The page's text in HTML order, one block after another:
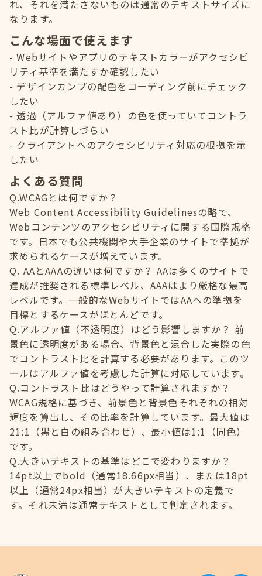
れ、それを満たさないものは通常のテキストサイズに
なります。
こんな場面で使えます
Webサイトやアプリのテキストカラーがアクセシビ
リティ基準を満たすか確認したい
デザインカンプの配色をコーディング前にチェック
したい
透過（アルファ値あり）の色を使っていてコントラ
スト比が計算しづらい
クライアントへのアクセシビリティ対応の根拠を示
したい
よくある質問
Q.WCAGとは何ですか？
Web Content Accessibility Guidelinesの略で、
Webコンテンツのアクセシビリティに関する国際規格
です。日本でも公共機関や大手企業のサイトで準拠が
求められるケースが増えています。
Q. AAとAAAの違いは何ですか？ AAは多くのサイトで
達成が推奨される標準レベル、AAAはより厳格な最高
レベルです。一般的なWebサイトではAAへの準拠を
目標とするケースがほとんどです。
Q.アルファ値（不透明度）はどう影響しますか？ 前
景色に透明度がある場合、背景色と混合した実際の色
でコントラスト比を計算する必要があります。このツ
ールはアルファ値を考慮した計算に対応しています。
Q.コントラスト比はどうやって計算されますか？
WCAG規格に基づき、前景色と背景色それぞれの相対
輝度を算出し、その比率を計算しています。最大値は
21:1（黒と白の組み合わせ）、最小値は1:1（同色）
です。
Q.大きいテキストの基準はどこで変わりますか？
14pt以上でbold（通常18.66px相当）、または18pt
以上（通常24px相当）が大きいテキストの定義で
す。それ未満は通常テキストとして判定されます。